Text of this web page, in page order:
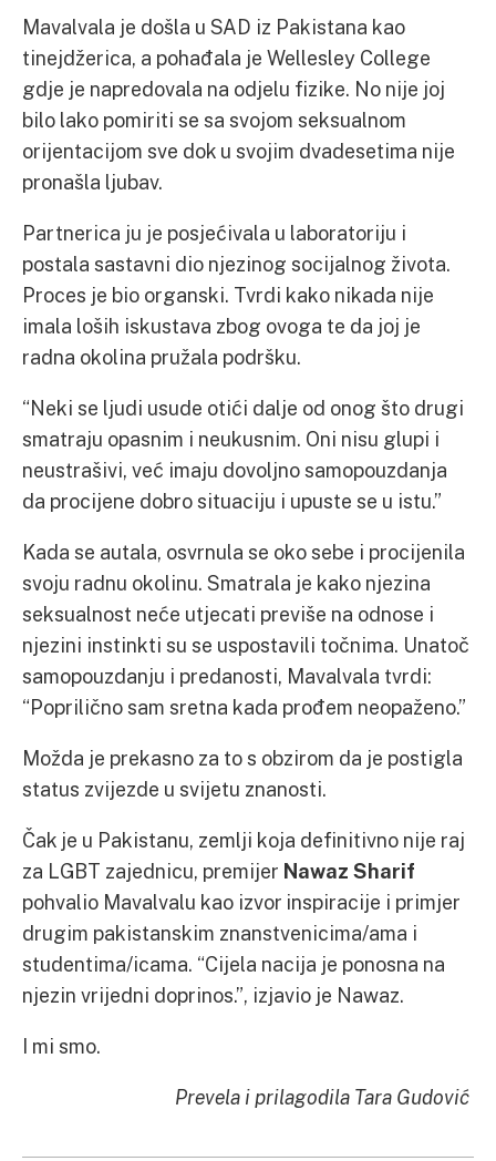
Mavalvala je došla u SAD iz Pakistana kao
tinejdžerica, a pohađala je Wellesley College
gdje je napredovala na odjelu fizike. No nije joj
bilo lako pomiriti se sa svojom seksualnom
orijentacijom sve dok u svojim dvadesetima nije
pronašla ljubav.
Partnerica ju je posjećivala u laboratoriju i
postala sastavni dio njezinog socijalnog života.
Proces je bio organski. Tvrdi kako nikada nije
imala loših iskustava zbog ovoga te da joj je
radna okolina pružala podršku.
“Neki se ljudi usude otići dalje od onog što drugi
smatraju opasnim i neukusnim. Oni nisu glupi i
neustrašivi, već imaju dovoljno samopouzdanja
da procijene dobro situaciju i upuste se u istu.”
Kada se autala, osvrnula se oko sebe i procijenila
svoju radnu okolinu. Smatrala je kako njezina
seksualnost neće utjecati previše na odnose i
njezini instinkti su se uspostavili točnima. Unatoč
samopouzdanju i predanosti, Mavalvala tvrdi:
“Poprilično sam sretna kada prođem neopaženo.”
Možda je prekasno za to s obzirom da je postigla
status zvijezde u svijetu znanosti.
Čak je u Pakistanu, zemlji koja definitivno nije raj
za LGBT zajednicu, premijer Nawaz Sharif
pohvalio Mavalvalu kao izvor inspiracije i primjer
drugim pakistanskim znanstvenicima/ama i
studentima/icama. “Cijela nacija je ponosna na
njezin vrijedni doprinos.”, izjavio je Nawaz.
I mi smo.
Prevela i prilagodila Tara Gudović